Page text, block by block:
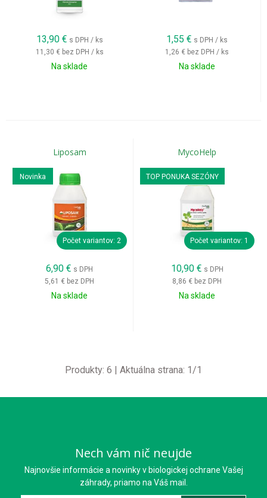
13,90 € s DPH / ks
11,30 € bez DPH / ks
Na sklade
1,55 € s DPH / ks
1,26 € bez DPH / ks
Na sklade
Liposam
Novinka
Počet variantov: 2
6,90 € s DPH
5,61 € bez DPH
Na sklade
MycoHelp
TOP PONUKA SEZÓNY
Počet variantov: 1
10,90 € s DPH
8,86 € bez DPH
Na sklade
Produkty: 6 | Aktuálna strana: 1/1
Nech vám nič neujde
Najnovšie informácie a novinky v biologickej ochrane Vašej
záhrady, priamo na Váš mail.